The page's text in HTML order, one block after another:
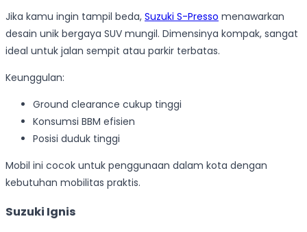
Jika kamu ingin tampil beda, Suzuki S-Presso menawarkan
desain unik bergaya SUV mungil. Dimensinya kompak, sangat
ideal untuk jalan sempit atau parkir terbatas.
Keunggulan:
Ground clearance cukup tinggi
Konsumsi BBM efisien
Posisi duduk tinggi
Mobil ini cocok untuk penggunaan dalam kota dengan
kebutuhan mobilitas praktis.
Suzuki Ignis